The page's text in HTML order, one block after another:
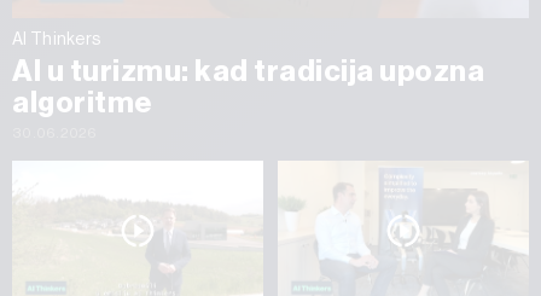
AI Thinkers
AI u turizmu: kad tradicija upozna
algoritme